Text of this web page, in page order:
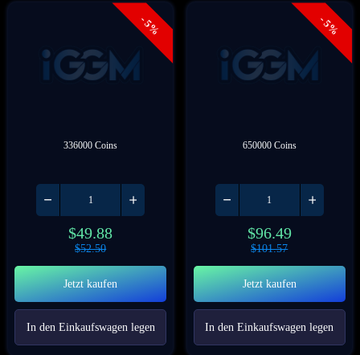
- 5%
336000 Coins
$49.88
$52.50
Jetzt kaufen
In den Einkaufswagen legen
- 5%
650000 Coins
$96.49
$101.57
Jetzt kaufen
In den Einkaufswagen legen